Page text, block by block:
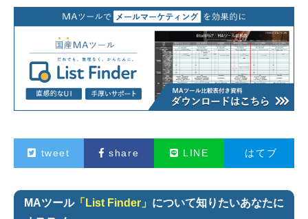
tweet share LINE はてブ
MAツール「List Finder」 について知りたいあなたに